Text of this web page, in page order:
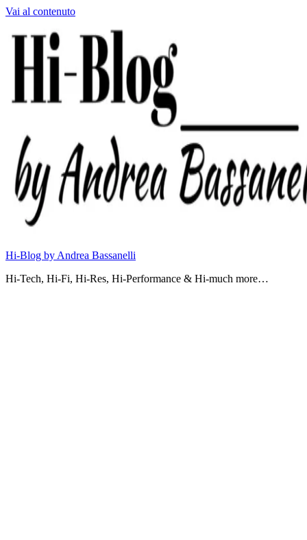
Vai al contenuto
Hi-Blog by Andrea Bassanelli
Hi-Tech, Hi-Fi, Hi-Res, Hi-Performance & Hi-much more…